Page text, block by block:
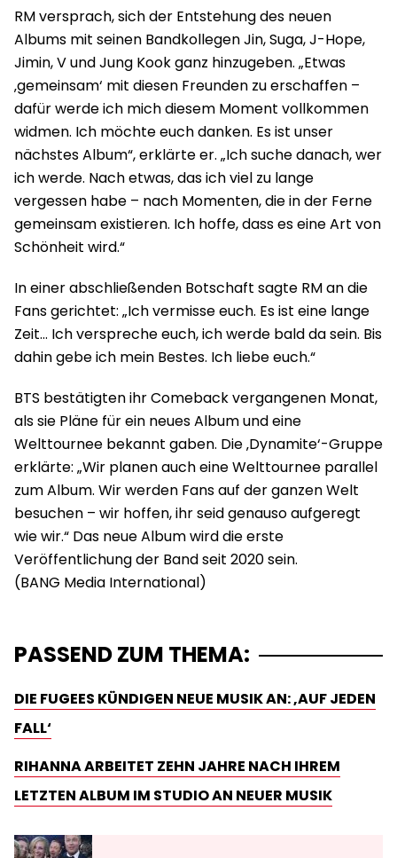
RM versprach, sich der Entstehung des neuen
Albums mit seinen Bandkollegen Jin, Suga, J-Hope,
Jimin, V und Jung Kook ganz hinzugeben. „Etwas
‚gemeinsam‘ mit diesen Freunden zu erschaffen –
dafür werde ich mich diesem Moment vollkommen
widmen. Ich möchte euch danken. Es ist unser
nächstes Album“, erklärte er. „Ich suche danach, wer
ich werde. Nach etwas, das ich viel zu lange
vergessen habe – nach Momenten, die in der Ferne
gemeinsam existieren. Ich hoffe, dass es eine Art von
Schönheit wird.“
In einer abschließenden Botschaft sagte RM an die
Fans gerichtet: „Ich vermisse euch. Es ist eine lange
Zeit… Ich verspreche euch, ich werde bald da sein. Bis
dahin gebe ich mein Bestes. Ich liebe euch.“
BTS bestätigten ihr Comeback vergangenen Monat,
als sie Pläne für ein neues Album und eine
Welttournee bekannt gaben. Die ‚Dynamite‘-Gruppe
erklärte: „Wir planen auch eine Welttournee parallel
zum Album. Wir werden Fans auf der ganzen Welt
besuchen – wir hoffen, ihr seid genauso aufgeregt
wie wir.“ Das neue Album wird die erste
Veröffentlichung der Band seit 2020 sein.
PASSEND ZUM THEMA:
DIE FUGEES KÜNDIGEN NEUE MUSIK AN: ‚AUF JEDEN
FALL‘
RIHANNA ARBEITET ZEHN JAHRE NACH IHREM
LETZTEN ALBUM IM STUDIO AN NEUER MUSIK